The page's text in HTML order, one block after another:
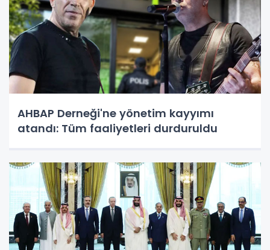
AHBAP Derneği'ne yönetim kayyımı
atandı: Tüm faaliyetleri durduruldu